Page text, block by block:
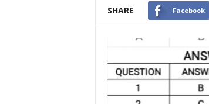
SHARE Facebook